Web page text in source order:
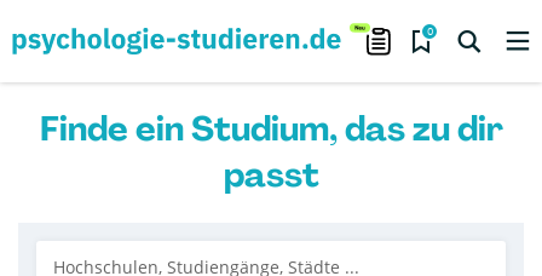
0
Finde ein Studium, das zu dir
passt